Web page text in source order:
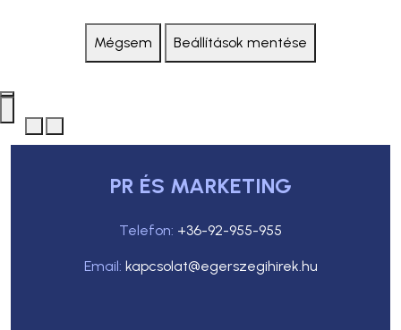
Mégsem Beállítások mentése
PR ÉS MARKETING
Telefon: +36-92-955-955
Email: kapcsolat@egerszegihirek.hu